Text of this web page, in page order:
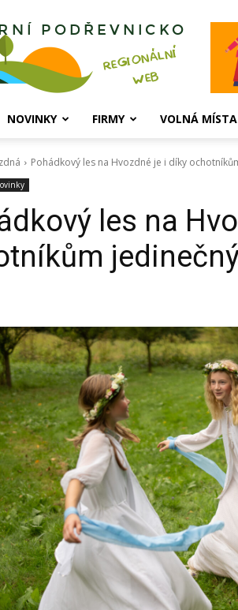
Horní
NOVINKY FIRMY VOLNÁ MÍSTA
Pohádkový les na Hvozdné je i díky
les na